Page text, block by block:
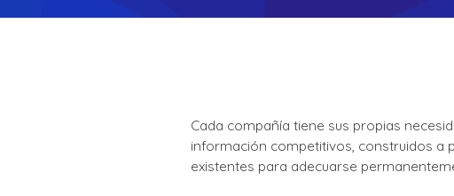
Cada compañía tiene sus propias
información competitivos, construidos a
existentes para adecuarse